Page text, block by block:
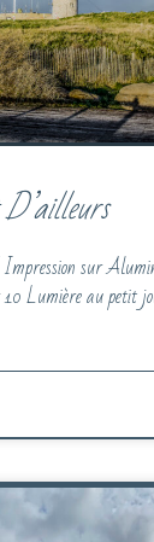
sur
10 Lumière au petit